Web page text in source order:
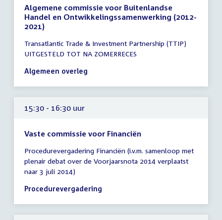
Algemene commissie voor Buitenlandse
Handel en Ontwikkelingssamenwerking (2012-
2021)
vergadering
15:00
-
uur
Transatlantic Trade & Investment Partnership (TTIP)
UITGESTELD TOT NA ZOMERRECES
Algemeen overleg
15:30 - 16:30 uur
Vaste commissie voor Financiën
vergadering
15:30
-
16:30
Procedurevergadering Financiën (i.v.m. samenloop met
plenair debat over de Voorjaarsnota 2014 verplaatst
naar 3 juli 2014)
Procedurevergadering